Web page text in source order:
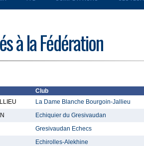
à la Fédération
Club
La Dame Blanche Bourgoin-Jallieu
Echiquier du Gresivaudan
Gresivaudan Echecs
Echirolles-Alekhine